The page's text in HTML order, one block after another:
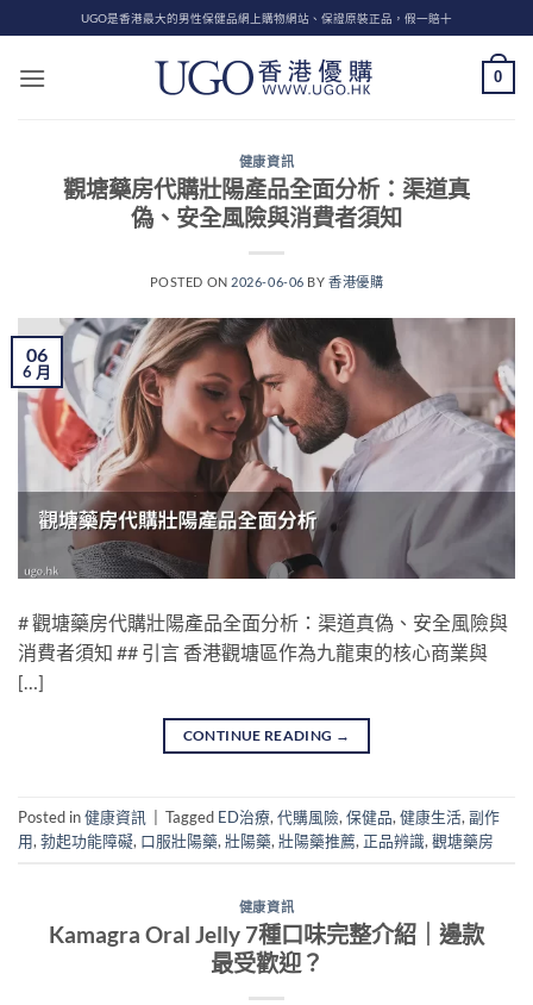
to
content
UGO是香港最大的男性保健品網上購物網站、保證原裝正品，假一賠十
0
健康資訊
觀塘藥房代購壯陽產品全面分析：渠道真
偽、安全風險與消費者須知
POSTED ON 2026-06-06 BY香港優購
06
6 月
# 觀塘藥房代購壯陽產品全面分析：渠道真偽、安全風險與
消費者須知 ## 引言 香港觀塘區作為九龍東的核心商業與
[…]
CONTINUE READING →
Posted in健康資訊 Tagged ED治療,代購風險,保健品,健康生活,副作
用,勃起功能障礙, 口服壯陽藥,壯陽藥,壯陽藥推薦, 正品辨識,觀塘藥房
健康資訊
Kamagra Oral Jelly 7種口味完整介紹｜邊款
最受歡迎？